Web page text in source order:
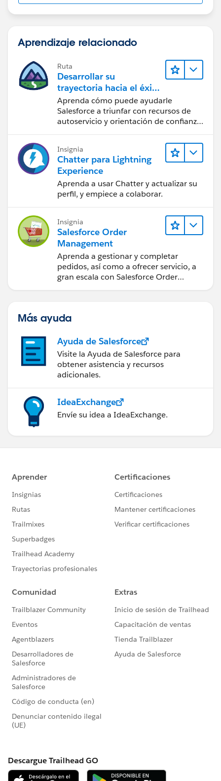
Aprendizaje relacionado
Ruta
Desarrollar su
trayectoria hacia el éxito
con la IA con Salesforce
Aprenda cómo puede ayudarle
Salesforce a triunfar con recursos de
autoservicio y orientación de confianza
a partir de CRM, Agentforce y expertos
Insignia
Chatter para Lightning
Experience
Aprenda a usar Chatter y actualizar su
perfil, y empiece a colaborar.
Insignia
Salesforce Order
Management
Aprenda a gestionar y completar
pedidos, así como a ofrecer servicio, a
gran escala con Salesforce Order
Management.
Más ayuda
Ayuda de Salesforce
Visite la Ayuda de Salesforce para
obtener asistencia y recursos
adicionales.
IdeaExchange
Envíe su idea a IdeaExchange.